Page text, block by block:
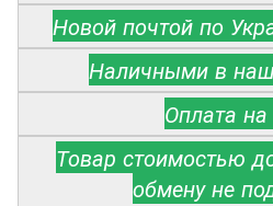
Новой почтой по
Наличными в
Оплата на
Товар стоимостью
обмену не